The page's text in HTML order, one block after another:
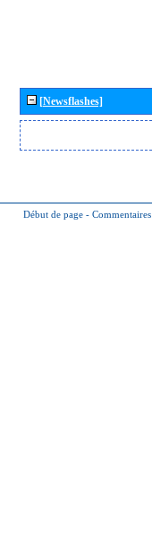
[Newsflashes]
Début de page - Commentaires